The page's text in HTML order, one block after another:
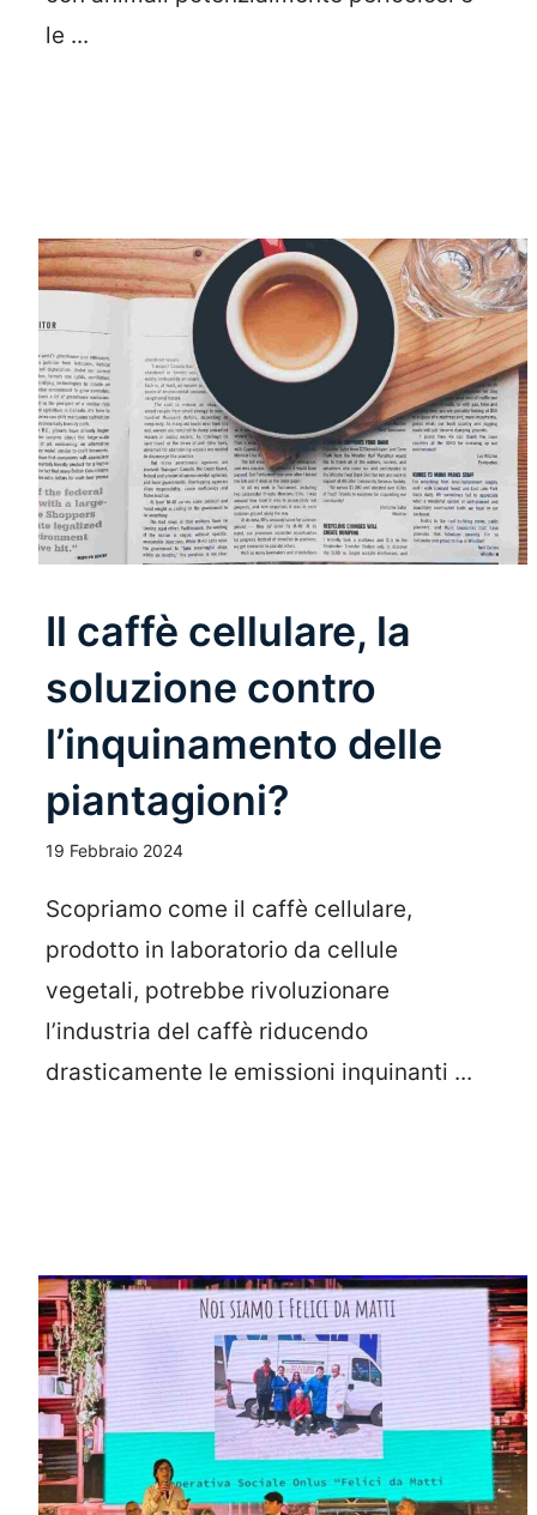
le ...
Il caffè cellulare, la
soluzione contro
l’inquinamento delle
piantagioni?
19 Febbraio 2024
Scopriamo come il caffè cellulare,
prodotto in laboratorio da cellule
vegetali, potrebbe rivoluzionare
l’industria del caffè riducendo
drasticamente le emissioni inquinanti ...